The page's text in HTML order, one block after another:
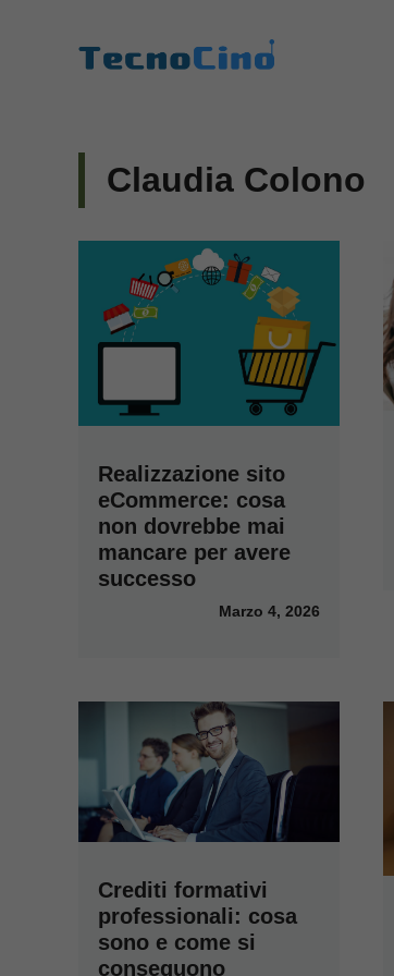
Claudia Colono
Realizzazione sito
eCommerce: cosa
non dovrebbe mai
mancare per avere
successo
Marzo 4, 2026
Crediti formativi
professionali: cosa
sono e come si
conseguono